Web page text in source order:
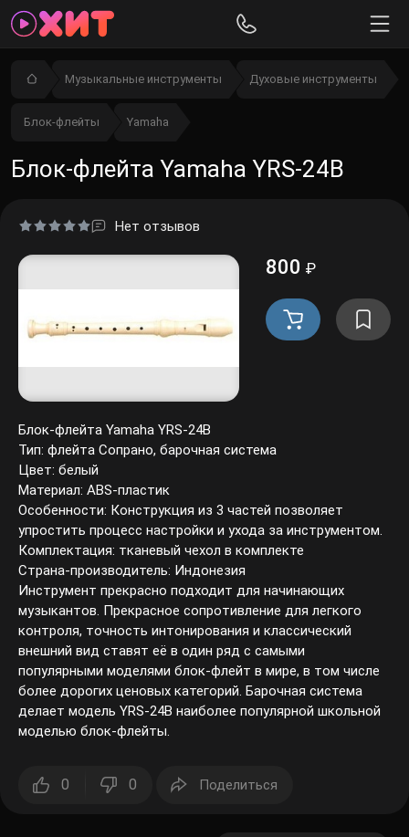
Музыкальные инструменты Духовые инструменты
Блок-флейты Yamaha
Блок-флейта Yamaha YRS-24B
Нет отзывов
800 ₽
Блок-флейта Yamaha YRS-24B
Тип: флейта Сопрано, барочная система
Цвет: белый
Материал: ABS-пластик
Особенности: Конструкция из 3 частей позволяет
упростить процесс настройки и ухода за инструментом.
Комплектация: тканевый чехол в комплекте
Страна-производитель: Индонезия
Инструмент прекрасно подходит для начинающих
музыкантов. Прекрасное сопротивление для легкого
контроля, точность интонирования и классический
внешний вид ставят её в один ряд с самыми
популярными моделями блок-флейт в мире, в том числе
более дорогих ценовых категорий. Барочная система
делает модель YRS-24B наиболее популярной школьной
моделью блок-флейты.
0 0 Поделиться